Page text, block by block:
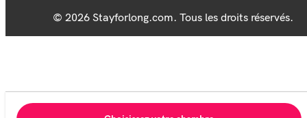
© 2026 Stayforlong.com. Tous les droits réservés.